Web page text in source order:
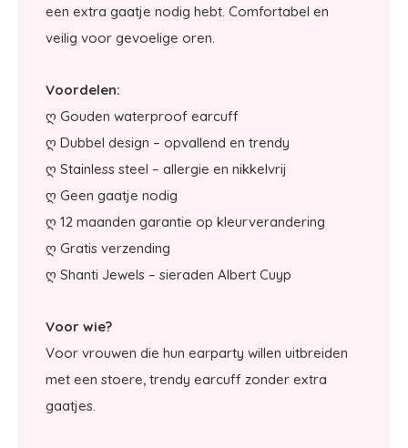
een extra gaatje nodig hebt. Comfortabel en
veilig voor gevoelige oren.
Voordelen:
ღ Gouden waterproof earcuff
ღ Dubbel design – opvallend en trendy
ღ Stainless steel – allergie en nikkelvrij
ღ Geen gaatje nodig
ღ 12 maanden garantie op kleurverandering
ღ Gratis verzending
ღ Shanti Jewels – sieraden Albert Cuyp
Voor wie?
Voor vrouwen die hun earparty willen uitbreiden
met een stoere, trendy earcuff zonder extra
gaatjes.